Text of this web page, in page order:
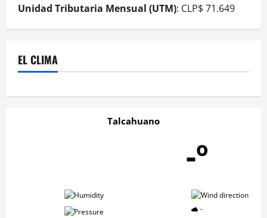
Unidad Tributaria Mensual (UTM): CLP$ 71.649
EL CLIMA
Talcahuano
-º
-
-
-
-